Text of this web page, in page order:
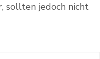
sollten jedoch nicht